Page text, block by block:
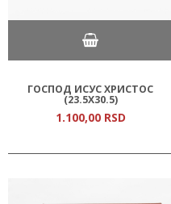
ГОСПОД ИСУС ХРИСТОС
(23.5Х30.5)
1.100,00 RSD